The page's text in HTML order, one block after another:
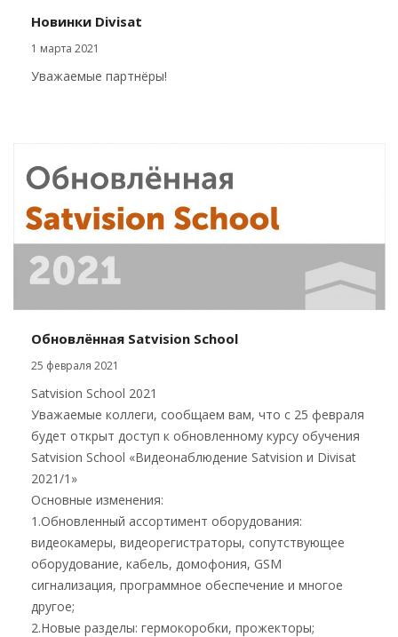
Новинки Divisat
1 марта 2021
Уважаемые партнёры!
Обновлённая Satvision School
25 февраля 2021
Satvision School 2021
Уважаемые коллеги, сообщаем вам, что с 25 февраля
будет открыт доступ к обновленному курсу обучения
Satvision School «Видеонаблюдение Satvision и Divisat
2021/1»
Основные изменения:
1.Обновленный ассортимент оборудования:
видеокамеры, видеорегистраторы, сопутствующее
оборудование, кабель, домофония, GSM
сигнализация, программное обеспечение и многое
другое;
2.Новые разделы: гермокоробки, прожекторы;